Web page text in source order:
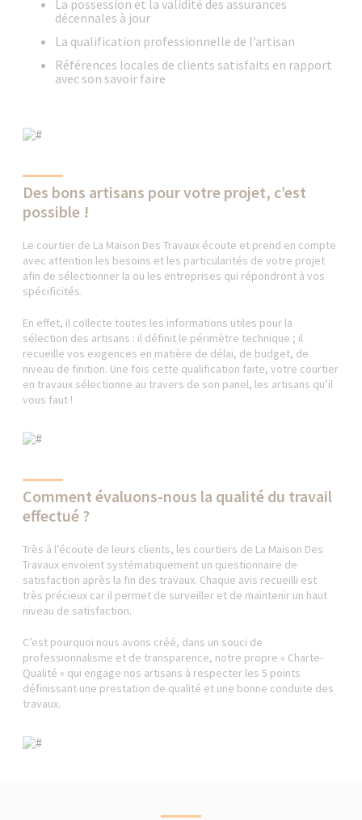
La possession et la validité des assurances
décennales à jour
La qualification professionnelle de l’artisan
Références locales de clients satisfaits en rapport
avec son savoir faire
Des bons artisans pour votre projet, c’est
possible !
Le courtier de La Maison Des Travaux écoute et prend en compte
avec attention les besoins et les particularités de votre projet
afin de sélectionner la ou les entreprises qui répondront à vos
spécificités.
En effet, il collecte toutes les informations utiles pour la
sélection des artisans : il définit le périmètre technique ; il
recueille vos exigences en matière de délai, de budget, de
niveau de finition. Une fois cette qualification faite, votre courtier
en travaux sélectionne au travers de son panel, les artisans qu’il
vous faut !
Comment évaluons-nous la qualité du travail
effectué ?
Très à l’écoute de leurs clients, les courtiers de La Maison Des
Travaux envoient systématiquement un questionnaire de
satisfaction après la fin des travaux. Chaque avis recueilli est
très précieux car il permet de surveiller et de maintenir un haut
niveau de satisfaction.
C’est pourquoi nous avons créé, dans un souci de
professionnalisme et de transparence, notre propre « Charte-
Qualité » qui engage nos artisans à respecter les 5 points
définissant une prestation de qualité et une bonne conduite des
travaux.